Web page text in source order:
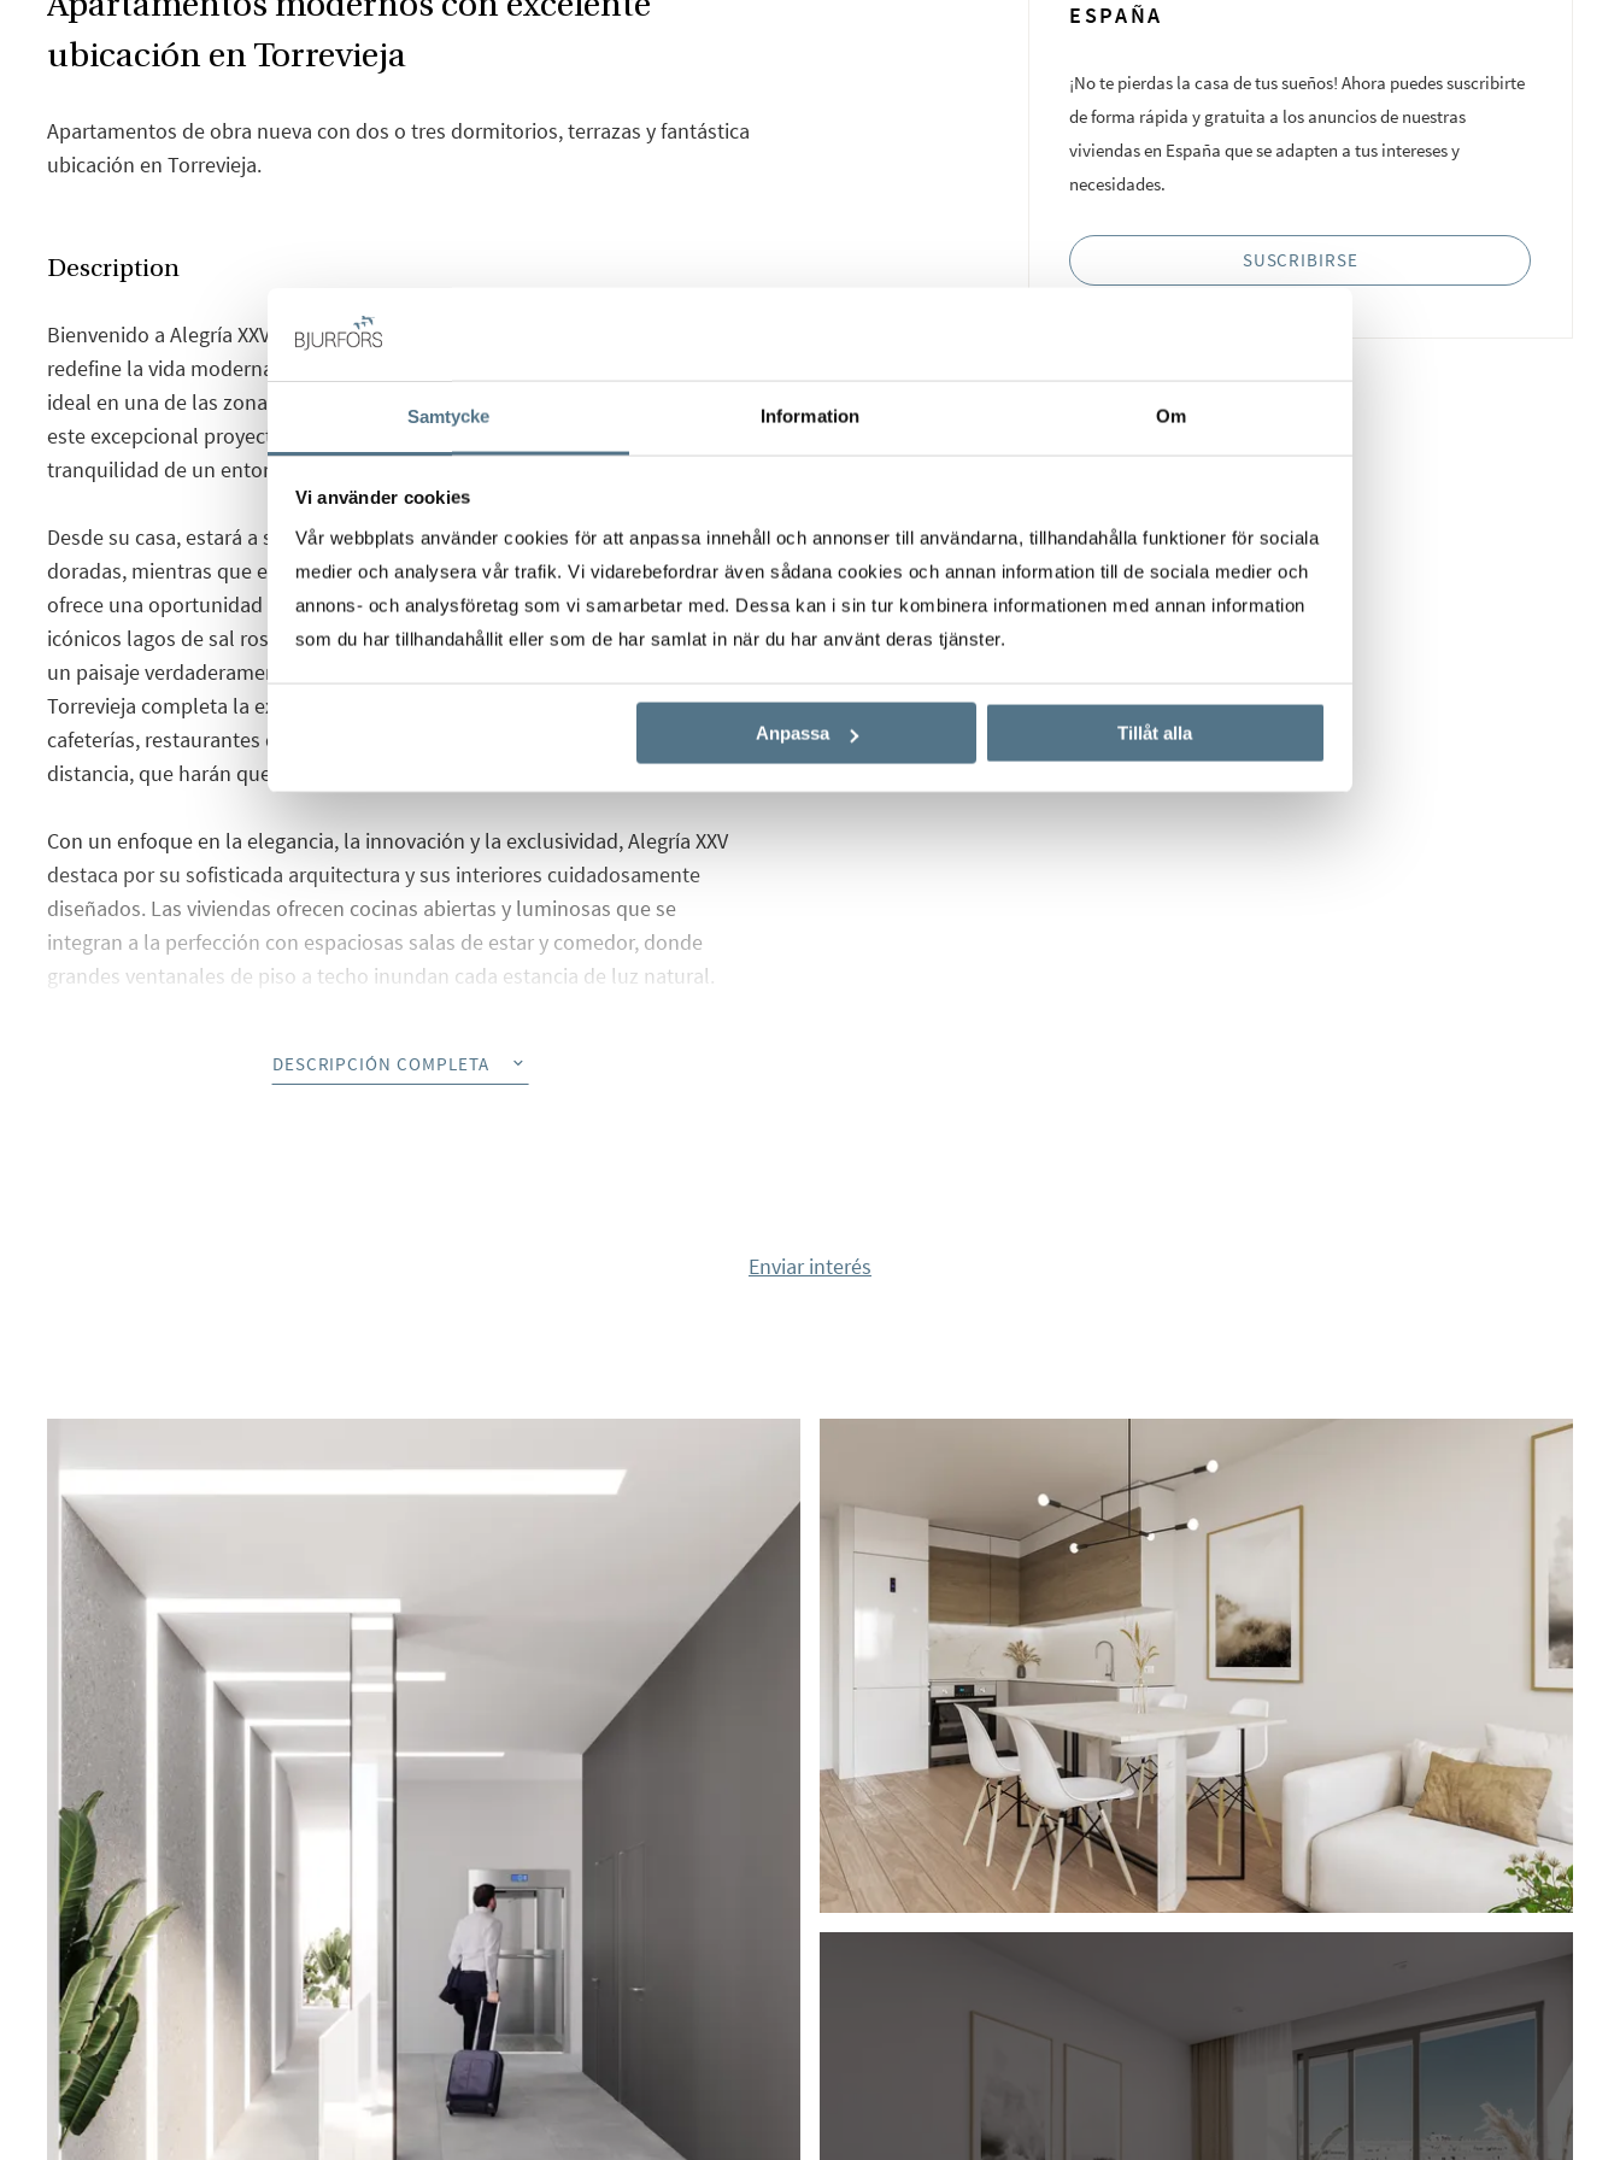
Samtycke Information Om
Vi använder cookies
Vår webbplats använder cookies för att anpassa innehåll och annonser till användarna, tillhandahålla funktioner för sociala
medier och analysera vår trafik. Vi vidarebefordrar även sådana cookies och annan information till de sociala medier och
annons- och analysföretag som vi samarbetar med. Dessa kan i sin tur kombinera informationen med annan information
som du har tillhandahållit eller som de har samlat in när du har använt deras tjänster.
Anpassa Tillåt alla
ESPAÑA
¡No te pierdas la casa de tus sueños! Ahora puedes suscribirte
de forma rápida y gratuita a los anuncios de nuestras
viviendas en España que se adapten a tus intereses y
necesidades.
SUSCRIBIRSE
ubicación en Torrevieja
Apartamentos de obra nueva con dos o tres dormitorios, terrazas y fantástica
ubicación en Torrevieja.
Description
Bienvenido a Alegría XXV, un nuevo y exclusivo proyecto residencial que
redefine la vida moderna en pleno corazón de Torrevieja. Con una ubicación
ideal en una de las zonas costeras más codiciadas de la provincia de Alicante,
este excepcional proyecto combina la energía de la vida mediterránea con la
tranquilidad de un entorno natural privilegiado.
Desde su casa, estará a solo minutos de encantadoras calas y playas
doradas, mientras que el cercano Parque Natural de La Mata-Torrevieja
ofrece una oportunidad única para conectar con la naturaleza, con sus
icónicos lagos de sal rosa y la presencia estacional de flamencos que crean
un paisaje verdaderamente extraordinario. El vibrante estilo de vida de
Torrevieja completa la experiencia, con una amplia gama de tiendas,
cafeterías, restaurantes de primera clase y animados locales de ocio a poca
distancia, que harán que cada día sea tan activo o relajante como desee.
Con un enfoque en la elegancia, la innovación y la exclusividad, Alegría XXV
destaca por su sofisticada arquitectura y sus interiores cuidadosamente
diseñados. Las viviendas ofrecen cocinas abiertas y luminosas que se
integran a la perfección con espaciosas salas de estar y comedor, donde
grandes ventanales de piso a techo inundan cada estancia de luz natural.
máxima calidad, confort superior y minuciosa atención al detalle. Esto es
donde el lujo, la naturaleza y la vibrante vida urbana se fusionan en perfecta
armonía.
La propiedad ofrecerá una azotea comunitaria con piscina, sauna y gimnasio,
además de la opción de adquirir una plaza de aparcamiento privada. Los
apartamentos se entregarán con suelo radiante en los baños, iluminación,
electrodomésticos, preinstalación de aire acondicionado por conductos y
sistema de aerotermia para agua caliente.
Bienvenido a contactar con Bjurfors Costa Blanca para obtener más
información o reservar una visita.
DESCRIPCIÓN COMPLETA
Enviar interés